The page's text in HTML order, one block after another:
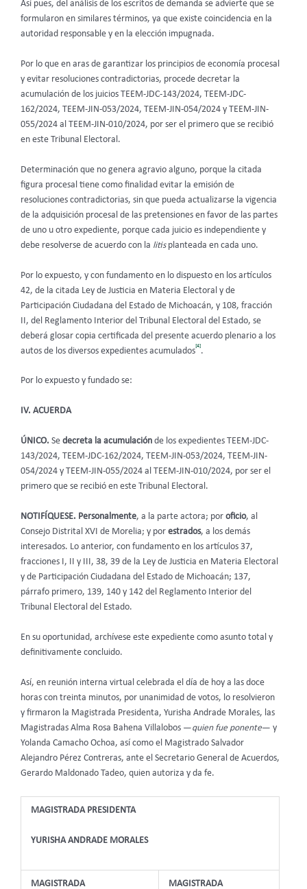
Así pues, del análisis de los escritos de demanda se advierte que se
formularon en similares términos, ya que existe coincidencia en la
autoridad responsable y en la elección impugnada.
Por lo que en aras de garantizar los principios de economía procesal
y evitar resoluciones contradictorias, procede decretar la
acumulación de los juicios TEEM-JDC-143/2024, TEEM-JDC-
162/2024, TEEM-JIN-053/2024, TEEM-JIN-054/2024 y TEEM-JIN-
055/2024 al TEEM-JIN-010/2024, por ser el primero que se recibió
en este Tribunal Electoral.
Determinación que no genera agravio alguno, porque la citada
figura procesal tiene como finalidad evitar la emisión de
resoluciones contradictorias, sin que pueda actualizarse la vigencia
de la adquisición procesal de las pretensiones en favor de las partes
de uno u otro expediente, porque cada juicio es independiente y
debe resolverse de acuerdo con la litisplanteada en cada uno.
Por lo expuesto, y con fundamento en lo dispuesto en los artículos
42, de la citada Ley de Justicia en Materia Electoral y de
Participación Ciudadana del Estado de Michoacán, y 108, fracción
II, del Reglamento Interior del Tribunal Electoral del Estado, se
deberá glosar copia certificada del presente acuerdo plenario a los
autos de los diversos expedientes acumulados
[4]
.
Por lo expuesto y fundado se:
IV. ACUERDA
ÚNICO. Se decreta la acumulación de los expedientes TEEM-JDC-
143/2024, TEEM-JDC-162/2024, TEEM-JIN-053/2024, TEEM-JIN-
054/2024 y TEEM-JIN-055/2024 al TEEM-JIN-010/2024, por ser el
primero que se recibió en este Tribunal Electoral.
NOTIFÍQUESE. Personalmente, a la parte actora; por oficio, al
Consejo Distrital XVI de Morelia; y por estrados, a los demás
interesados. Lo anterior, con fundamento en los artículos 37,
fracciones I, II y III, 38, 39 de la Ley de Justicia en Materia Electoral
y de Participación Ciudadana del Estado de Michoacán; 137,
párrafo primero, 139, 140 y 142 del Reglamento Interior del
Tribunal Electoral del Estado.
En su oportunidad, archívese este expediente como asunto total y
definitivamente concluido.
Así, en reunión interna virtual celebrada el día de hoy a las doce
horas con treinta minutos, por unanimidad de votos, lo resolvieron
y firmaron la Magistrada Presidenta, Yurisha Andrade Morales, las
Magistradas Alma Rosa Bahena Villalobos —quien fue ponente— y
Yolanda Camacho Ochoa, así como el Magistrado Salvador
Alejandro Pérez Contreras, ante el Secretario General de Acuerdos,
Gerardo Maldonado Tadeo, quien autoriza y da fe.
MAGISTRADA PRESIDENTA
YURISHA ANDRADE MORALES
MAGISTRADA MAGISTRADA